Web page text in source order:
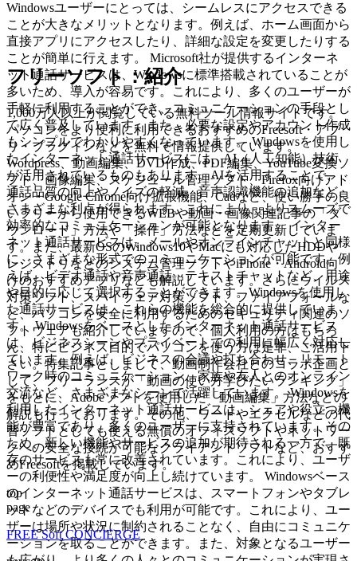
Windowsユーザーにとっては、シームレスにアクセスできる
ことが大きなメリットとなります。例えば、ホーム画面から
直接アプリにアクセスしたり、詳細な設定を変更したりする
ことが簡単に行えます。 Microsoft社が提供するインターネ
ット通話サービスは、Windowsに標準搭載されていることが
多いため、導入が容易です。これにより、多くのユーザーが
手軽に利用することができ、コミュニケーションの手段とし
て広く普及しています。また、必要な設定やアカウント作成
もシンプルでわかりやすくなっています。 Windowsを使用し
たインターネット通話サービスには、AI（人工知能）技術
が活用されているものもあります。AIを活用することで、
通話品質の向上やノイズの軽減、音声認識機能の追加など、
さまざまな利点が得られます。これにより、よりスムーズで
効率的なコミュニケーションが可能となります。 インター
ネット通話サービスは、メールやオンラインチャットと同様
に、さまざまな形式でのコミュニケーションが可能です。例
えば、ビデオ通話や音声通話、テキストチャットなど、用途
や目的に応じて選択することができます。Windowsを使用し
た通話サービスは、これらの機能を総合的に提供していま
す。 Windowsをベースとしたインターネット通話サービス
は、ビジネスシーンやプライベートでの利用に幅広く対応し
ています。例えば、ビジネスの会議や打ち合わせ、リモート
ワーク時のコミュニケーション、家族や友人とのオンライン
交流など、さまざまなシーンで活躍しています。 Windowsを
利用したインターネット通話サービスは、シェアや役立つ機
能が豊富であり、多くのユーザーに支持されています。その
ため、新しい機能やサービスの追加が期待される一方で、既
存のサービスも常に改善されています。これにより、ユーザ
ーの利便性や満足度が向上し続けています。 Windowsベース
のインターネット通話サービスは、スマートフォンやタブレ
ットなどのデバイスでも利用が可能です。これにより、ユー
ザーは場所や状況に制約されることなく、自由にコミュニケ
ーションを取ることができます。また、対象となるユーザー
フリーソフト：紹介
1,000万人以上が閲覧している無料ツール情報サイトです。
パソコンをより便利に利用できるおすすめのFreesoft・アプ
リ・プラグインなどを無料で情報提供しています。
Wordpress、動画編集、DVD作成、PDF編集、YouTube変換ソ
フト、画像編集、スケジュール管理ソフト、Firefox向けアド
オン・Google Chrome向け拡張機能、Cadなど、使い勝手の良
いフリーから使用できるWEBや動画・画像関連記事の「ダ
ウンロード」方法や「操作」方法などを定期更新していま
す。また、最新OSのWindows10やMacにも対応したHDDや
レジストリなどのシステム管理ソフトやiPhone・Android向
けのおすすめアプリなども解説しています。さらにウイルス
対策ソフト、スパイウェア対策ソフト、ファイアフォールな
ど、パソコンを安全に利用するためのセキュリティ関連のソ
フトウェアも紹介していますので、個人利用の方はもちろ
ん、特にビジネス目的でパソコンを使う方は是非、ご活用下
さい。特集記事としまして、動画制作会社とのコラボ企画と
して、フリーランスが「動画の使い方学びたいランキング」
をもとに、Adobeソフトを使用した「動画編集」方法などの
解説も行っております。その他、ワードやエクセルなどの代
替ソフトとしても使える無償のオフィスソフトやネットワー
クへの安全な接続が可能なクライアントソフトなど、おすす
めFreesoftを掲載しています。
top
page
FREE Soft CONCIERGE